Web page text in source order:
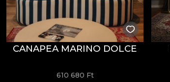
CANAPEA MARINO DOLCE
610 680 Ft